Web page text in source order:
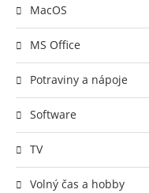
MacOS
MS Office
Potraviny a nápoje
Software
TV
Volný čas a hobby